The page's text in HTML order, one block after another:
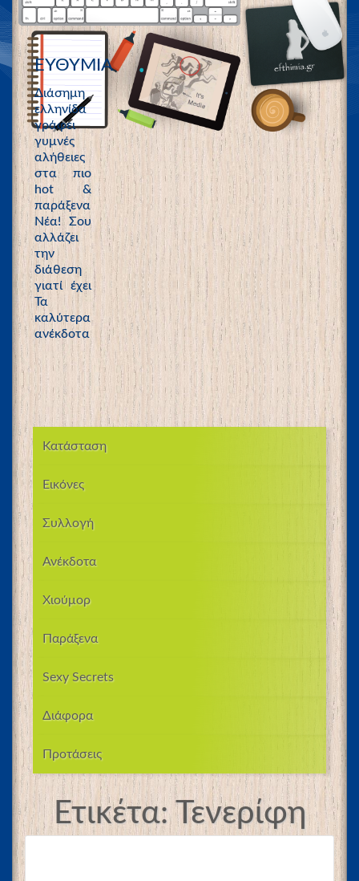
ΕΥΘΥΜΙΑ
Διάσημη
ελληνίδα
γράφει
γυμνές
αλήθειες
στα πιο
hot &
παράξενα
Νέα! Σου
αλλάζει
την
διάθεση
γιατί έχει
Τα
καλύτερα
ανέκδοτα
Κατάσταση
Εικόνες
Συλλογή
Ανέκδοτα
Χιούμορ
Παράξενα
Sexy Secrets
Διάφορα
Προτάσεις
Ετικέτα:Τενερίφη